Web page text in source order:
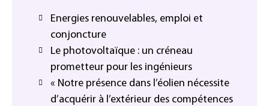
Energies renouvelables, emploi et
conjoncture
Le photovoltaïque : un créneau
prometteur pour les ingénieurs
« Notre présence dans l’éolien nécessite
d’acquérir à l’extérieur des compétences